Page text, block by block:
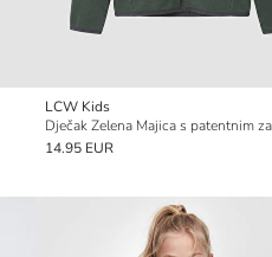
LCW Kids
14.95 EUR